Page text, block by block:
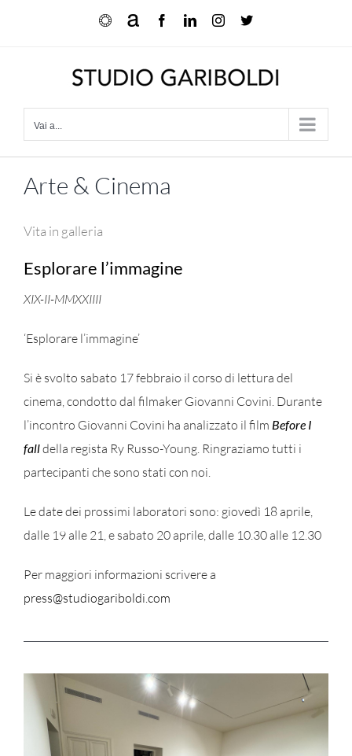
OculaArtnet FacebookLinkedInInstagram
X
Vai a...
Arte & Cinema
Vita in galleria
Esplorare l’immagine
XIX-II-MMXXIIII
‘Esplorare l’immagine’
Si è svolto sabato 17 febbraio il corso di lettura del
cinema, condotto dal filmaker Giovanni Covini. Durante
l’incontro Giovanni Covini ha analizzato il film Before I
falldella regista Ry Russo-Young. Ringraziamo tutti i
partecipanti che sono stati con noi.
Le date dei prossimi laboratori sono: giovedì 18 aprile,
dalle 19 alle 21, e sabato 20 aprile, dalle 10.30 alle 12.30
Per maggiori informazioni scrivere a
press@studiogariboldi.com